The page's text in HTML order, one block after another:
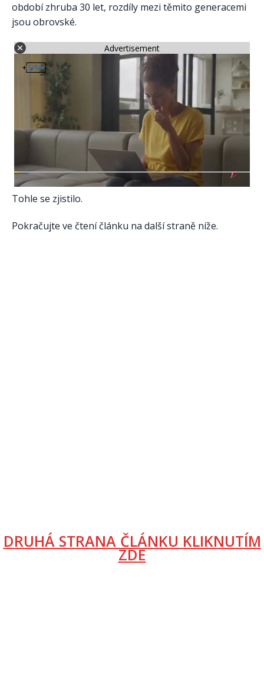
období zhruba 30 let, rozdíly mezi těmito generacemi
jsou obrovské.
Advertisement
Tohle se zjistilo.
Pokračujte ve čtení článku na další straně níže.
DRUHÁ STRANA ČLÁNKU KLIKNUTÍM
ZDE